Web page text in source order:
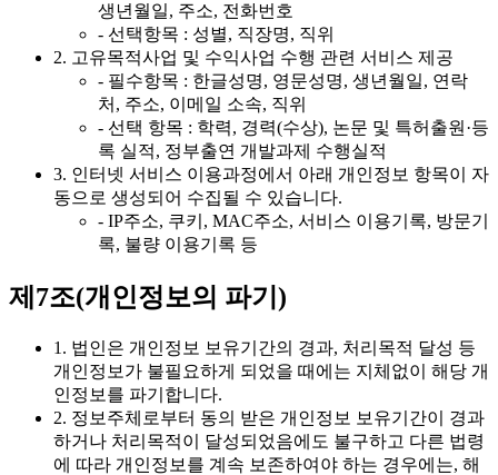
생년월일, 주소, 전화번호
- 선택항목 : 성별, 직장명, 직위
2. 고유목적사업 및 수익사업 수행 관련 서비스 제공
- 필수항목 : 한글성명, 영문성명, 생년월일, 연락
처, 주소, 이메일 소속, 직위
- 선택 항목 : 학력, 경력(수상), 논문 및 특허출원·등
록 실적, 정부출연 개발과제 수행실적
3. 인터넷 서비스 이용과정에서 아래 개인정보 항목이 자
동으로 생성되어 수집될 수 있습니다.
- IP주소, 쿠키, MAC주소, 서비스 이용기록, 방문기
록, 불량 이용기록 등
제7조(개인정보의 파기)
1. 법인은 개인정보 보유기간의 경과, 처리목적 달성 등
개인정보가 불필요하게 되었을 때에는 지체없이 해당 개
인정보를 파기합니다.
2. 정보주체로부터 동의 받은 개인정보 보유기간이 경과
하거나 처리목적이 달성되었음에도 불구하고 다른 법령
에 따라 개인정보를 계속 보존하여야 하는 경우에는, 해